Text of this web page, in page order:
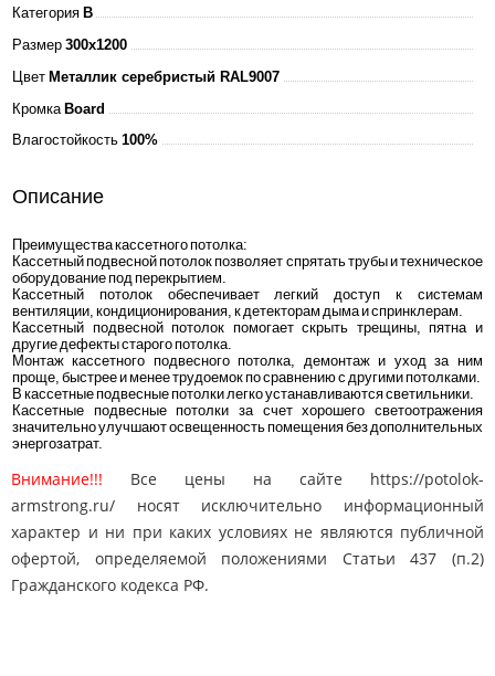
Категория B
Размер 300x1200
Цвет Металлик серебристый RAL9007
Кромка Board
Влагостойкость 100%
Описание
Преимущества кассетного потолка:
Кассетный подвесной потолок позволяет спрятать трубы и техническое
оборудование под перекрытием.
Кассетный потолок обеспечивает легкий доступ к системам
вентиляции, кондиционирования, к детекторам дыма и спринклерам.
Кассетный подвесной потолок помогает скрыть трещины, пятна и
другие дефекты старого потолка.
Монтаж кассетного подвесного потолка, демонтаж и уход за ним
проще, быстрее и менее трудоемок по сравнению с другими потолками.
В кассетные подвесные потолки легко устанавливаются светильники.
Кассетные подвесные потолки за счет хорошего светоотражения
значительно улучшают освещенность помещения без дополнительных
энергозатрат.
Внимание!!! Все цены на сайте https://potolok-
armstrong.ru/ носят исключительно информационный
характер и ни при каких условиях не являются публичной
офертой, определяемой положениями Статьи 437 (п.2)
Гражданского кодекса РФ.